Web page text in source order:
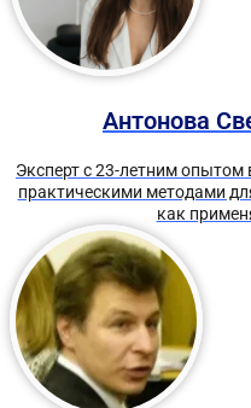
Антонова
Эксперт с 23-летним опытом
практическими методами
как